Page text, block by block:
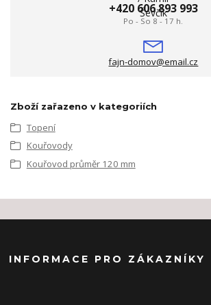
+420 606 893 993
Po - So 8 - 17 h.
fajn-domov@email.cz
Zboží zařazeno v kategoriích
Topení
Kouřovody
Kouřovod průměr 120 mm
INFORMACE PRO ZÁKAZNÍKY